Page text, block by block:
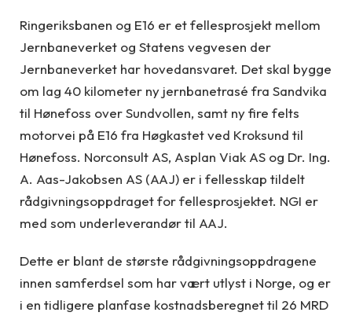
Ringeriksbanen og E16 er et fellesprosjekt mellom
Jernbaneverket og Statens vegvesen der
Jernbaneverket har hovedansvaret. Det skal bygge
om lag 40 kilometer ny jernbanetrasé fra Sandvika
til Hønefoss over Sundvollen, samt ny fire felts
motorvei på E16 fra Høgkastet ved Kroksund til
Hønefoss. Norconsult AS, Asplan Viak AS og Dr. Ing.
A. Aas-Jakobsen AS (AAJ) er i fellesskap tildelt
rådgivningsoppdraget for fellesprosjektet. NGI er
med som underleverandør til AAJ.
Dette er blant de største rådgivningsoppdragene
innen samferdsel som har vært utlyst i Norge, og er
i en tidligere planfase kostnadsberegnet til 26 MRD